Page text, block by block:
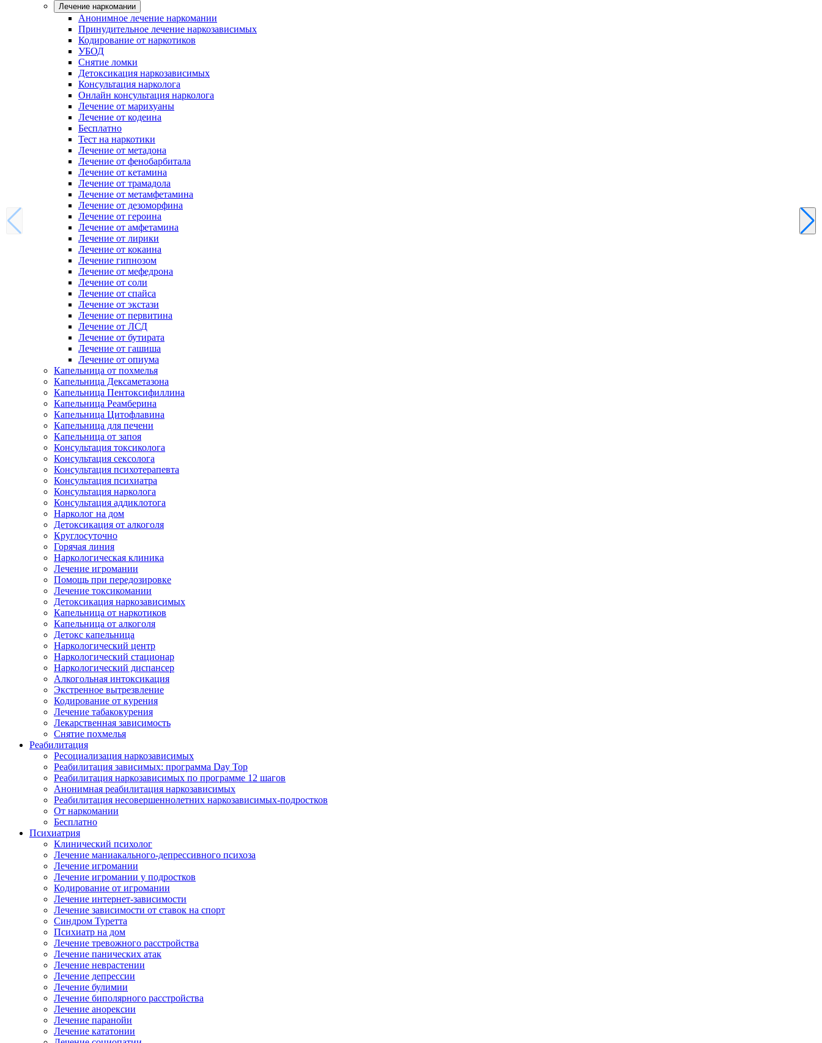
Лечение наркомании
Анонимное лечение наркомании
Принудительное лечение наркозависимых
Кодирование от наркотиков
УБОД
Снятие ломки
Детоксикация наркозависимых
Консультация нарколога
Онлайн консультация нарколога
Лечение от марихуаны
Лечение от кодеина
Бесплатно
Тест на наркотики
Лечение от метадона
Лечение от фенобарбитала
Лечение от кетамина
Лечение от трамадола
Лечение от метамфетамина
Лечение от дезоморфина
Лечение от героина
Лечение от амфетамина
Лечение от лирики
Лечение от кокаина
Лечение гипнозом
Лечение от мефедрона
Лечение от соли
Лечение от спайса
Лечение от экстази
Лечение от первитина
Лечение от ЛСД
Лечение от бутирата
Лечение от гашиша
Лечение от опиума
Капельница от похмелья
Капельница Дексаметазона
Капельница Пентоксифиллина
Капельница Реамберина
Капельница Цитофлавина
Капельница для печени
Капельница от запоя
Консультация токсиколога
Консультация сексолога
Консультация психотерапевта
Консультация психиатра
Консультация нарколога
Консультация аддиклотога
Нарколог на дом
Детоксикация от алкоголя
Круглосуточно
Горячая линия
Наркологическая клиника
Лечение игромании
Помощь при передозировке
Лечение токсикомании
Детоксикация наркозависимых
Капельница от наркотиков
Капельница от алкоголя
Детокс капельница
Наркологический центр
Наркологический стационар
Наркологический диспансер
Алкогольная интоксикация
Экстренное вытрезвление
Кодирование от курения
Лечение табакокурения
Лекарственная зависимость
Снятие похмелья
Реабилитация
Ресоциализация наркозависимых
Реабилитация зависимых: программа Day Top
Реабилитация наркозависимых по программе 12 шагов
Анонимная реабилитация наркозависимых
Реабилитация несовершеннолетних наркозависимых-подростков
От наркомании
Бесплатно
Психиатрия
Клинический психолог
Лечение маниакального-депрессивного психоза
Лечение игромании
Лечение игромании у подростков
Кодирование от игромании
Лечение интернет-зависимости
Лечение зависимости от ставок на спорт
Синдром Туретта
Психиатр на дом
Лечение тревожного расстройства
Лечение панических атак
Лечение неврастении
Лечение депрессии
Лечение булимии
Лечение биполярного расстройства
Лечение анорексии
Лечение паранойи
Лечение кататонии